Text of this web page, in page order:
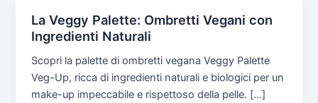
La Veggy Palette: Ombretti Vegani con
Ingredienti Naturali
Scopri la palette di ombretti vegana Veggy Palette
Veg-Up, ricca di ingredienti naturali e biologici per un
make-up impeccabile e rispettoso della pelle. […]